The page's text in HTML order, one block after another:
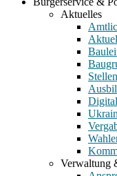
Aktuelles
Verwaltung